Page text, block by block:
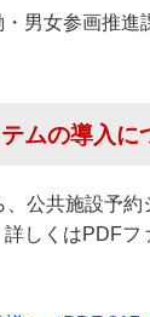
・男女参画推
ムの導入に
公共施設予約
しくはPDFフ